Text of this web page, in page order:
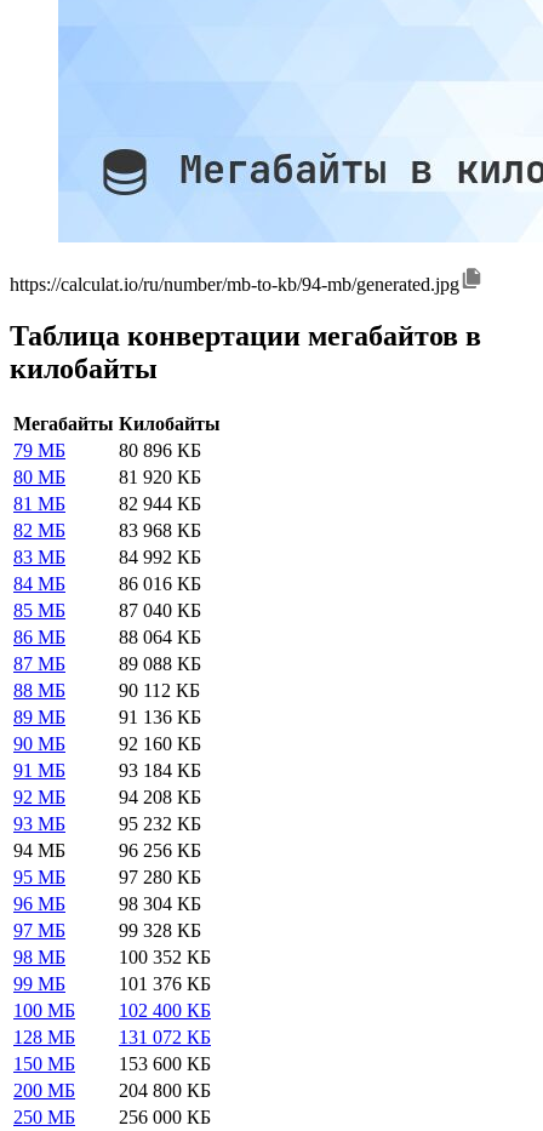
https://calculat.io/ru/number/mb-to-kb/94-mb/generated.jpg
Таблица конвертации мегабайтов в
килобайты
Мегабайты Килобайты
79 МБ
80 896 КБ
80 МБ
81 920 КБ
81 МБ
82 944 КБ
82 МБ
83 968 КБ
83 МБ
84 992 КБ
84 МБ
86 016 КБ
85 МБ
87 040 КБ
86 МБ
88 064 КБ
87 МБ
89 088 КБ
88 МБ
90 112 КБ
89 МБ
91 136 КБ
90 МБ
92 160 КБ
91 МБ
93 184 КБ
92 МБ
94 208 КБ
93 МБ
95 232 КБ
94 МБ
96 256 КБ
95 МБ
97 280 КБ
96 МБ
98 304 КБ
97 МБ
99 328 КБ
98 МБ
100 352 КБ
99 МБ
101 376 КБ
100 МБ
102 400 КБ
128 МБ
131 072 КБ
150 МБ
153 600 КБ
200 МБ
204 800 КБ
250 МБ
256 000 КБ